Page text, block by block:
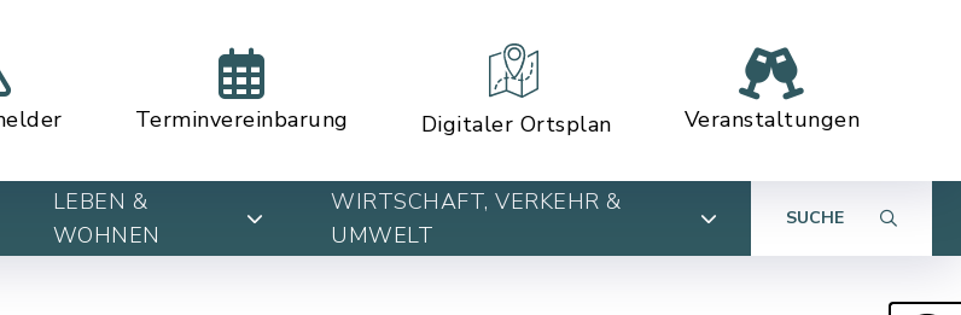
Terminvereinbarung Digitaler Ortsplan Veranstaltungen
LEBEN &
WOHNEN
WIRTSCHAFT, VERKEHR &
UMWELT
SUCHE